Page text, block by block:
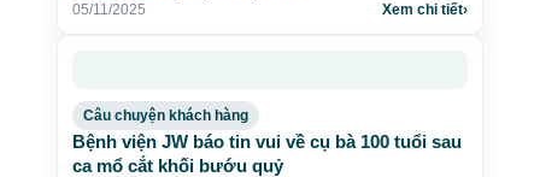
05/11/2025 Xem chi tiết›
Câu chuyện khách hàng
Bệnh viện JW báo tin vui về cụ bà 100 tuổi sau
ca mổ cắt khối bướu quỷ